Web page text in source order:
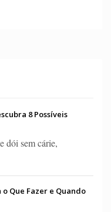
8 Possíveis
dói sem cárie,
Que Fazer e Quando